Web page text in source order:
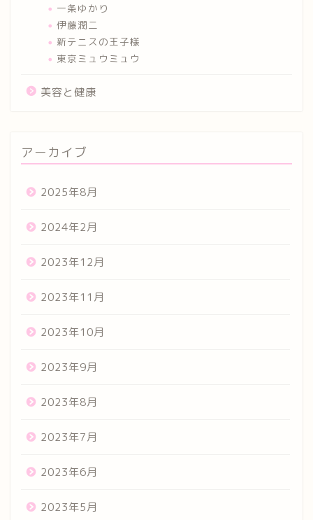
一条ゆかり
伊藤潤二
新テニスの王子様
東京ミュウミュウ
美容と健康
アーカイブ
2025年8月
2024年2月
2023年12月
2023年11月
2023年10月
2023年9月
2023年8月
2023年7月
2023年6月
2023年5月